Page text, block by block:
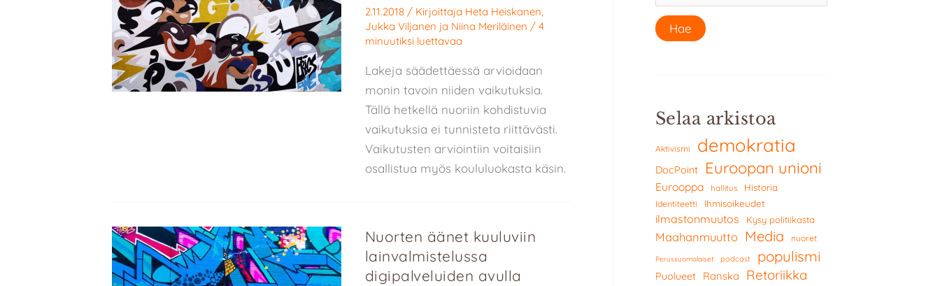
2.11.2018 / Kirjoittaja Heta Heiskanen,
Jukka Viljanen ja Niina Meriläinen / 4
minuutiksi luettavaa
Lakeja säädettäessä arvioidaan
monin tavoin niiden vaikutuksia.
Tällä hetkellä nuoriin kohdistuvia
vaikutuksia ei tunnisteta riittävästi.
Vaikutusten arviointiin voitaisiin
osallistua myös koululuokasta käsin.
Nuorten äänet kuuluviin
lainvalmistelussa
digipalveluiden avulla
Selaa arkistoa
Aktivismi demokratia
DocPoint Euroopan unioni
Eurooppa hallitus Historia
Identiteetti Ihmisoikeudet
ilmastonmuutos Kysy politiikasta
Maahanmuutto Media nuoret
Perussuomalaiset podcast populismi
Puolueet Ranska Retoriikka